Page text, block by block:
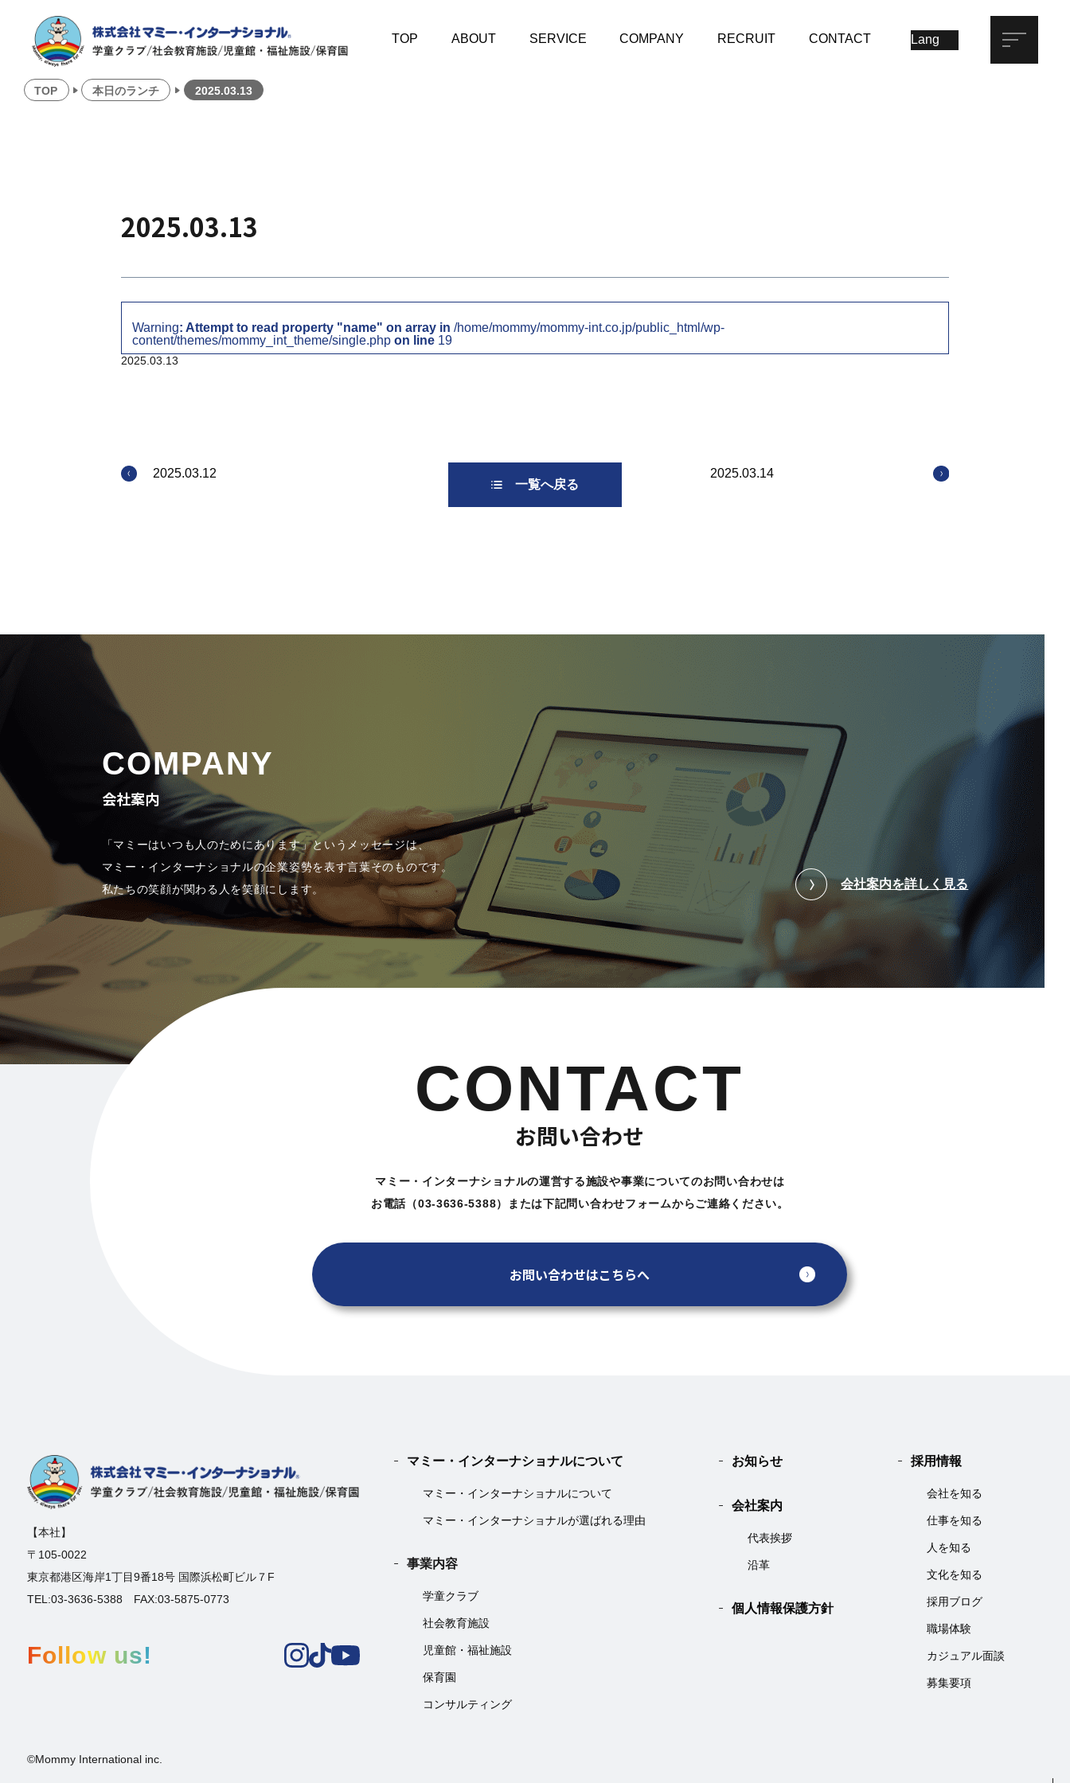
TOP ABOUT SERVICE COMPANY RECRUIT CONTACT
TOP 本日のランチ 2025.03.13
2025.03.13
Warning: Attempt to read property "name" on array in /home/mommy/mommy-int.co.jp/public_html/wp-
content/themes/mommy_int_theme/single.php on line 19
2025.03.13
2025.03.12
一覧へ戻る
2025.03.14
COMPANY
会社案内
「マミーはいつも人のためにあります」というメッセージは、
マミー・インターナショナルの企業姿勢を表す言葉そのものです。
私たちの笑顔が関わる人を笑顔にします。
会社案内を詳しく見る
CONTACT
お問い合わせ
マミー・インターナショナルの運営する施設や事業についてのお問い合わせは
お電話（03-3636-5388）または下記問い合わせフォームからご連絡ください。
お問い合わせはこちらへ
【本社】
〒105-0022
東京都港区海岸1丁目9番18号 国際浜松町ビル７F
TEL:03-3636-5388 FAX:03-5875-0773
Follow us!
マミー・インターナショナルについて
マミー・インターナショナルについて
マミー・インターナショナルが選ばれる理由
事業内容
学童クラブ
社会教育施設
児童館・福祉施設
保育園
コンサルティング
お知らせ
会社案内
代表挨拶
沿革
個人情報保護方針
採用情報
会社を知る
仕事を知る
人を知る
文化を知る
採用ブログ
職場体験
カジュアル面談
募集要項
©Mommy International inc.